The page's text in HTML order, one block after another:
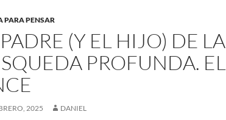
PARA PENSAR
(Y EL HIJO) DE LA
PROFUNDA. EL
2025 DANIEL